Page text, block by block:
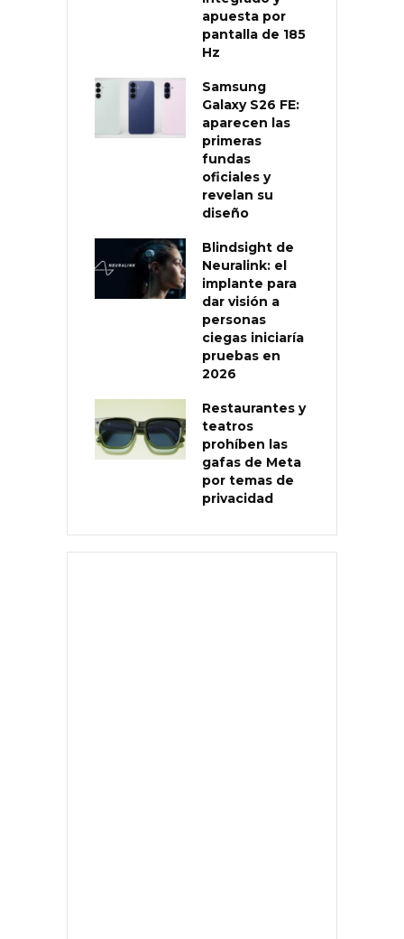
apuesta por
pantalla de 185
Hz
Samsung
Galaxy S26 FE:
aparecen las
primeras
fundas
oficiales y
revelan su
diseño
Blindsight de
Neuralink: el
implante para
dar visión a
personas
ciegas iniciaría
pruebas en
2026
Restaurantes y
teatros
prohíben las
gafas de Meta
por temas de
privacidad